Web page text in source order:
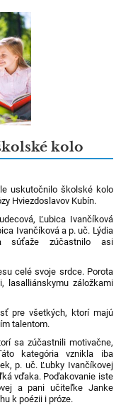
kolo
uskutočnilo školské kolo
Hviezdoslavov Kubín.
Ľubica Ivančíková
Ivančíková a p. uč. Lýdia
súťaže zúčastnilo asi
celé svoje srdce. Porota
lasalliánskymu záložkami
pre všetkých, ktorí majú
talentom.
sa zúčastnili motivačne,
kategória vznikla iba
p. uč. Ľubky Ivančíkovej
vďaka. Poďakovanie iste
a pani učiteľke Janke
k poézii i próze.